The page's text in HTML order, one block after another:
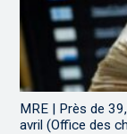
MRE | Près de
avril (Office des